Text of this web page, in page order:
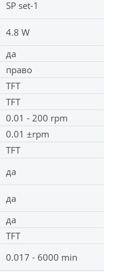
SP set-1
4.8 W
да
право
TFT
TFT
0.01 - 200 rpm
0.01 ±rpm
TFT
да
да
да
TFT
0.017 - 6000 min